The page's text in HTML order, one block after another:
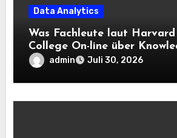
Data Analytics
Was Fachleute laut
College On-line über
und KI wissen sollten
admin Juli 30, 2026